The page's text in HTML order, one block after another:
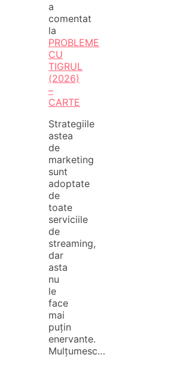
a
comentat
la
PROBLEME
CU
TIGRUL
(2026)
–
CARTE
Strategiile
astea
de
marketing
sunt
adoptate
de
toate
serviciile
de
streaming,
dar
asta
nu
le
face
mai
puțin
enervante.
Mulțumesc…